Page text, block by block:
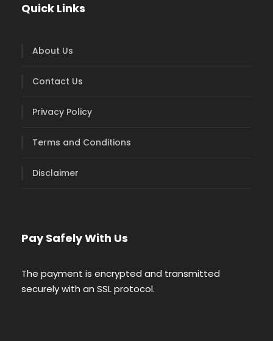
Quick Links
About Us
Contact Us
Privacy Policy
Terms and Conditions
Disclaimer
Pay Safely With Us
The payment is encrypted and transmitted
securely with an SSL protocol.